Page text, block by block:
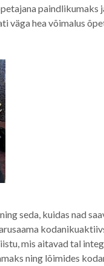
paindlikumaks
väga hea võimalus
seda, kuidas nad
mis aitavad tal
ning lõimides